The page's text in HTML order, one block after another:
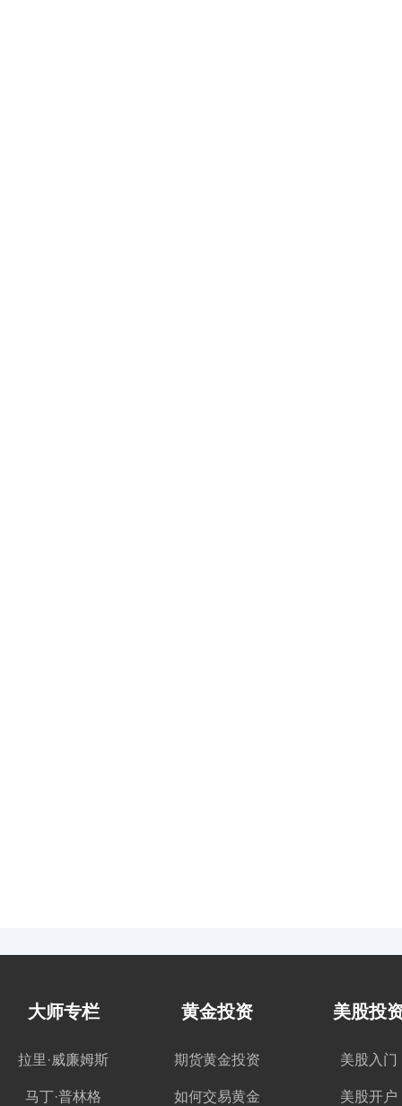
大师专栏
拉里·威廉姆斯
马丁·普林格
黄金投资
期货黄金投资
如何交易黄金
美股投
美股入门
美股开户